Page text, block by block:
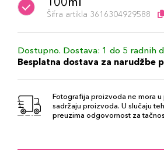
Šifra artikla 3616304929588
Dostupno. Dostava: 1 do 5 radnih
Besplatna dostava za narudžbe
Fotografija proizvoda ne mora
sadržaju proizvoda. U slučaju
preuzima odgovornost za